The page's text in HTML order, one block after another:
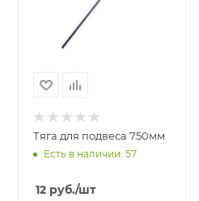
Тяга для подвеса 750мм
Есть в наличии: 57
12руб./шт